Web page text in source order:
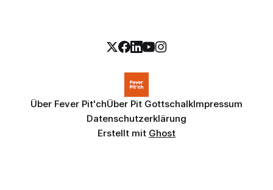
Über Fever Pit'chÜber Pit GottschalkImpressum
Datenschutzerklärung
Erstellt mit Ghost